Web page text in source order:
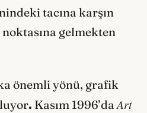
tacına karşın
gelmekten
önemli yönü, grafik
. Kasım 1996’daArt